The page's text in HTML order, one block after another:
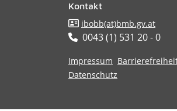
Kontakt
ibobb(at)bmb.gv.at
0043 (1) 531 20 - 0
Impressum
Datenschutz